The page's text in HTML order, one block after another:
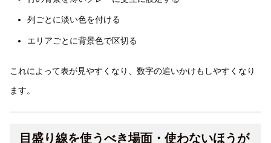
列ごとに淡い色を付ける
エリアごとに背景色で区切る
これによって表が見やすくなり、数字の追いかけもしやすくなり
ます。
目盛り線を使うべき場面・使わないほうが